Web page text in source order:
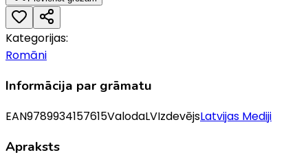
Kategorijas:
Romāni
Informācija par grāmatu
EAN9789934157615ValodaLVIzdevējsLatvijas Mediji
Apraksts